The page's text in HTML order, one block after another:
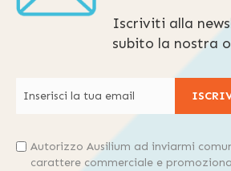
Iscriviti alla
subito la nostra
Autorizzo Ausilium ad inviarmi
carattere commerciale e